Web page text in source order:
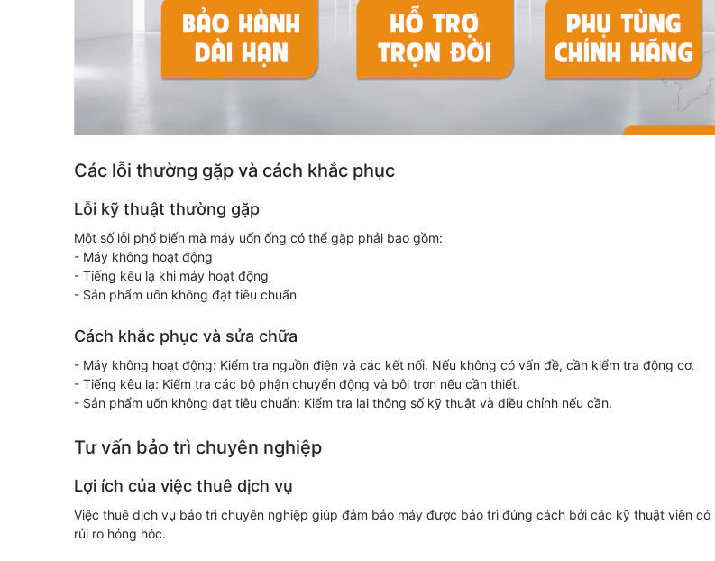
Các lỗi thường gặp và cách khắc phục
Lỗi kỹ thuật thường gặp
Một số lỗi phổ biến mà máy uốn ống có thể gặp phải bao gồm:
- Máy không hoạt động
- Tiếng kêu lạ khi máy hoạt động
- Sản phẩm uốn không đạt tiêu chuẩn
Cách khắc phục và sửa chữa
- Máy không hoạt động: Kiểm tra nguồn điện và các kết nối. Nếu không có vấn đề, cần kiểm tra động cơ.
- Tiếng kêu lạ: Kiểm tra các bộ phận chuyển động và bôi trơn nếu cần thiết.
- Sản phẩm uốn không đạt tiêu chuẩn: Kiểm tra lại thông số kỹ thuật và điều chỉnh nếu cần.
Tư vấn bảo trì chuyên nghiệp
Lợi ích của việc thuê dịch vụ
Việc thuê dịch vụ bảo trì chuyên nghiệp giúp đảm bảo máy được bảo trì đúng cách bởi các kỹ thuật viên
rủi ro hỏng hóc.